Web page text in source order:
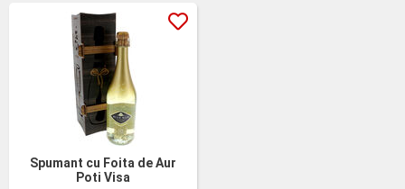
Spumant cu Foita de Aur
Poti Visa